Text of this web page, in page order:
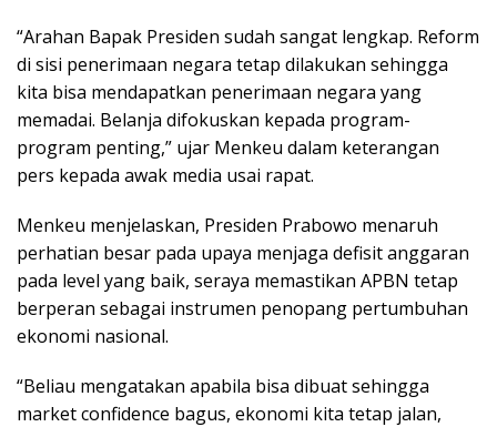
“Arahan Bapak Presiden sudah sangat lengkap. Reform
di sisi penerimaan negara tetap dilakukan sehingga
kita bisa mendapatkan penerimaan negara yang
memadai. Belanja difokuskan kepada program-
program penting,” ujar Menkeu dalam keterangan
pers kepada awak media usai rapat.
Menkeu menjelaskan, Presiden Prabowo menaruh
perhatian besar pada upaya menjaga defisit anggaran
pada level yang baik, seraya memastikan APBN tetap
berperan sebagai instrumen penopang pertumbuhan
ekonomi nasional.
“Beliau mengatakan apabila bisa dibuat sehingga
market confidence bagus, ekonomi kita tetap jalan,